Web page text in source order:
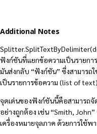
Additional Notes
ฟังก์ชันที่แยกข้อความเป็นรายกา
มันส่งกลับ “ฟังก์ชัน” ซึ่งสามารถ
เป็นรายการข้อความ (list of
จุดเด่นของฟังก์ชันนี้คือสามารถจั
อย่างถูกต้อง เช่น “Smith,
เครื่องหมายจุลภาค ด้วยการใช้พ